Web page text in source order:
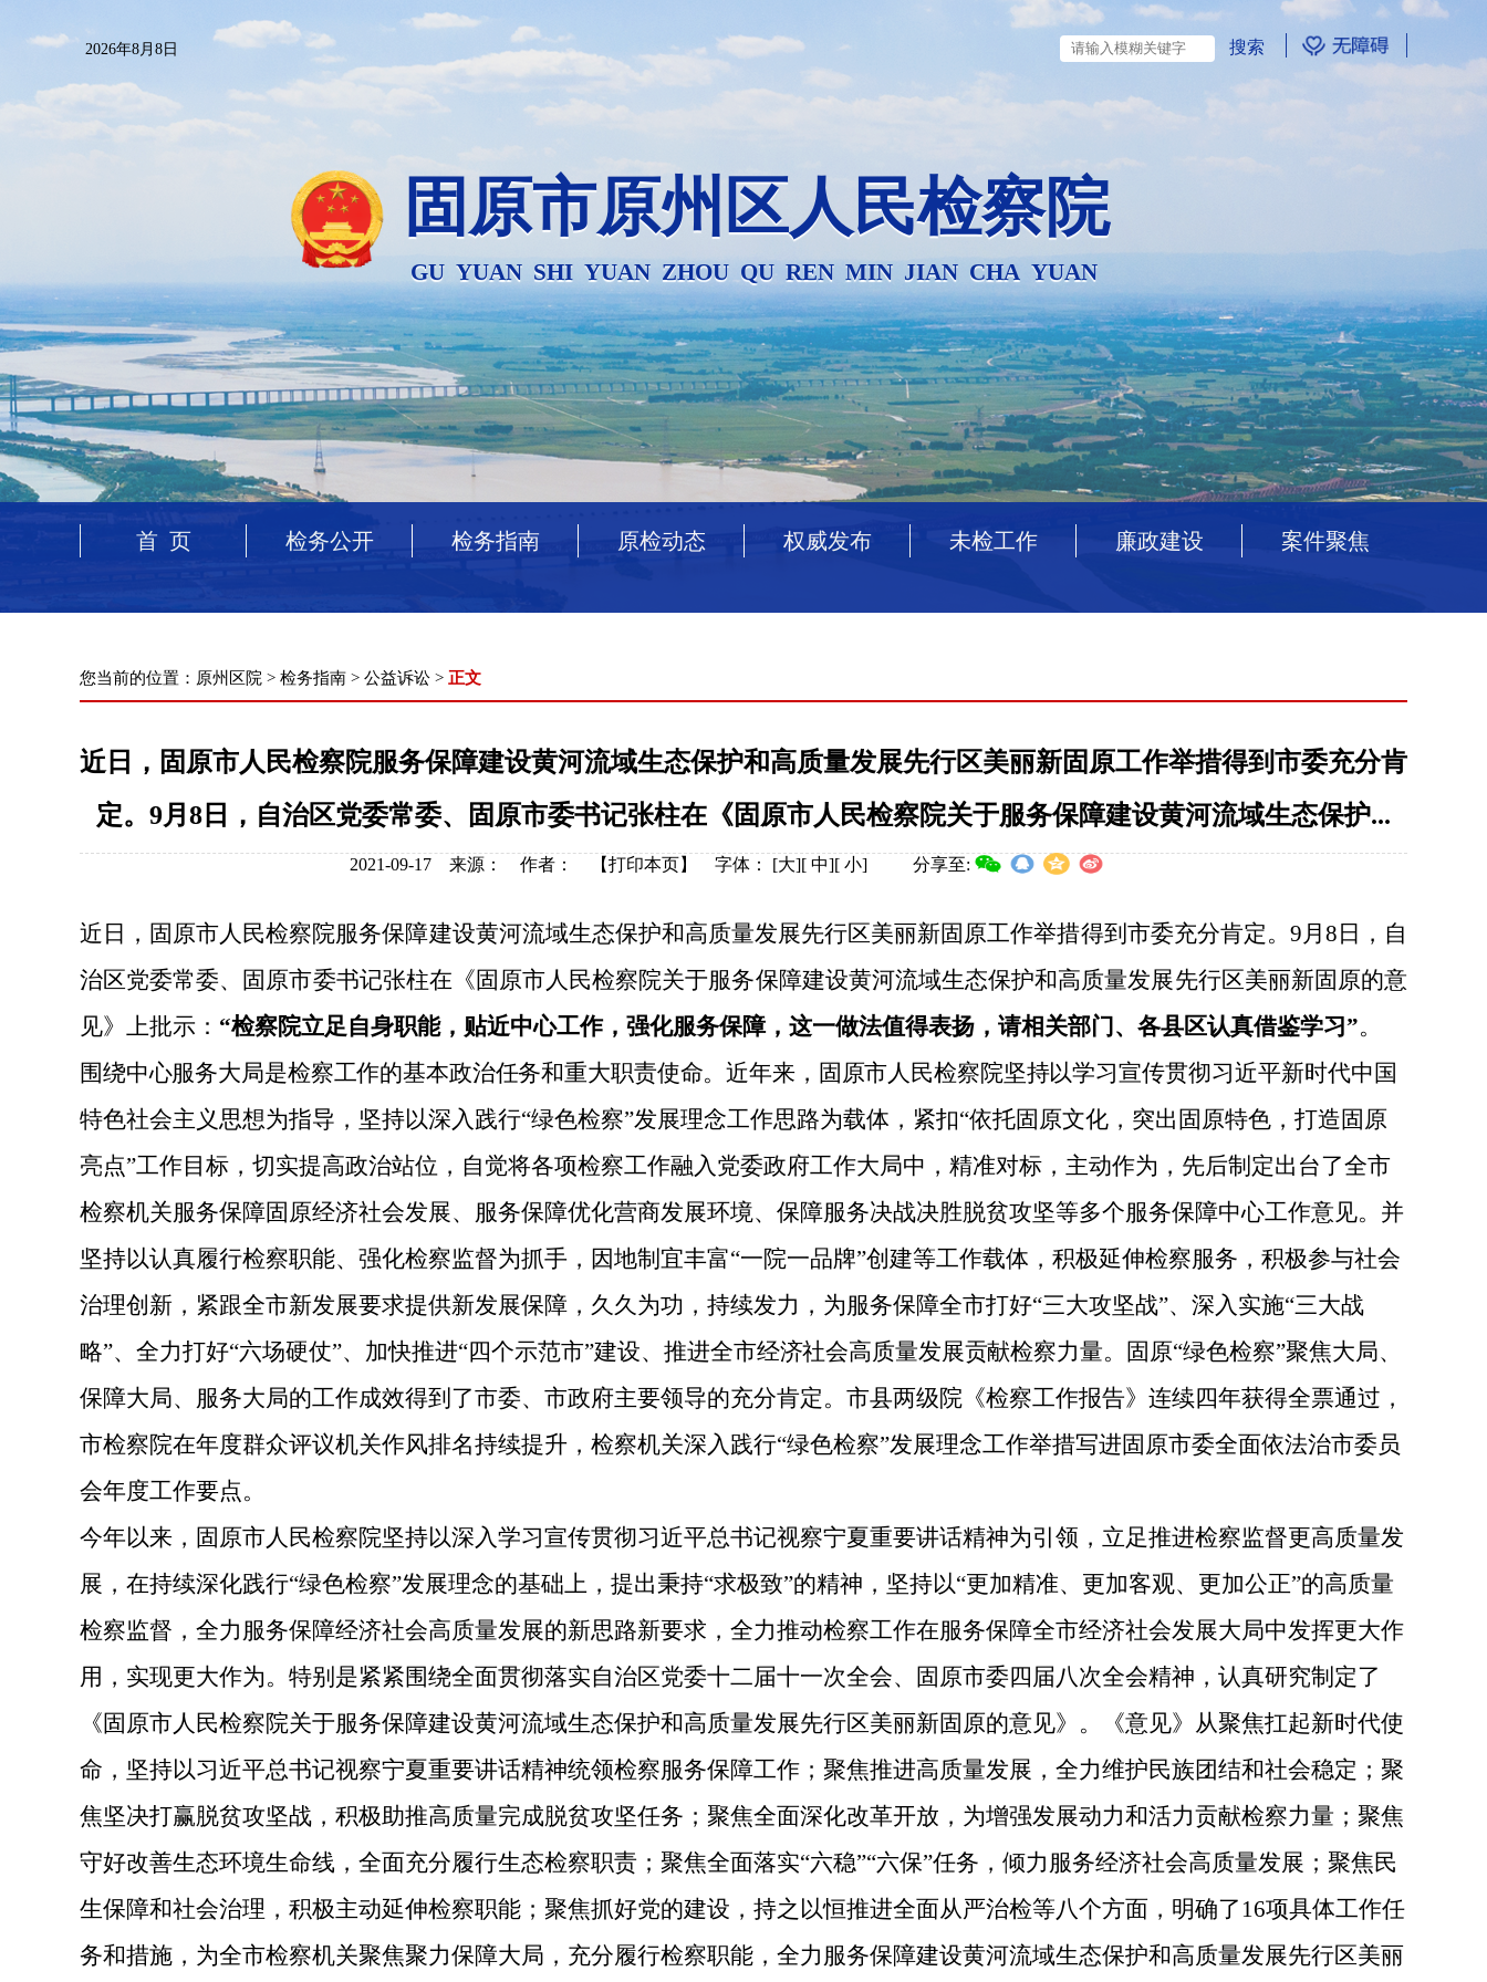
2026年8月8日
固原市原州区人民检察院
GU YUAN SHI YUAN ZHOU QU REN MIN JIAN CHA YUAN
首 页 检务公开 检务指南 原检动态 权威发布 未检工作 廉政建设 案件聚焦
您当前的位置： 原州区院 > 检务指南 > 公益诉讼 > 正文
近日，固原市人民检察院服务保障建设黄河流域生态保护和高质量发展先行区美丽新固原工作举措得到市委充分肯
定。9月8日，自治区党委常委、固原市委书记张柱在《固原市人民检察院关于服务保障建设黄河流域生态保护...
2021-09-17 来源： 作者： 【打印本页】 字体： [大][ 中][ 小] 分享至:
近日，固原市人民检察院服务保障建设黄河流域生态保护和高质量发展先行区美丽新固原工作举措得到市委充分肯定。9月8日，自
治区党委常委、固原市委书记张柱在《固原市人民检察院关于服务保障建设黄河流域生态保护和高质量发展先行区美丽新固原的意
见》上批示： “检察院立足自身职能，贴近中心工作，强化服务保障，这一做法值得表扬，请相关部门、各县区认真借鉴学习”。
围绕中心服务大局是检察工作的基本政治任务和重大职责使命。近年来， 固原市人民检察院坚持以学习宣传贯彻习近平新时代中国
特色社会主义思想为指导， 坚持以深入践行“绿色检察”发展理念工作思路为载体 ，紧扣“依托固原文化，突出固原特色，打造固原
亮点”工作目标， 切实提高政治站位， 自觉将各项检察工作融入党委政府工作大局中，精准对标，主动作为， 先后制定出台了全市
检察机关服务保障固原经济社会发展、服务保障优化营商发展环境、保障服务决战决胜脱贫攻坚等多个服务保障中心工作意见。并
坚持以认真履行检察职能、强化检察监督为抓手，因地制宜丰富“一院一品牌”创建等工作载体， 积极延伸检察服务，积极参与社会
治理创新 ， 紧跟全市新发展要求提供新发展保障， 久久为功，持续发力，为服务保障全市打好“三大攻坚战”、 深入实施“三大战
略”、 全力打好“六场硬仗”、 加快推进“四个示范市”建设、推进全市经济社会高质量发展贡献检察力量。固原“绿色检察”聚焦大局、
保障大局、服务大局的工作成效得到了市委、市政府主要领导的充分肯定。 市县两级院《检察工作报告》连续四年获得全票通过，
市检察院在年度群众评议机关作风排名持续提升， 检察机关深入践行“绿色检察”发展理念工作举措写进固原市委全面依法治市委员
会年度工作要点。
今年以来，固原市人民检察院坚持以深入学习宣传贯彻习近平总书记视察宁夏重要讲话精神为引领， 立足推进检察监督更高质量发
展， 在持续深化践行“绿色检察”发展理念的基础上，提出秉持“求极致”的精神，坚持以“更加精准、更加客观、更加公正”的高质量
检察监督，全力 服务保障经济社会高质量发展的新思路新要求，全力推动检察工作在服务保障全市经济社会发展大局中发挥更大作
用，实现更大作为。特别是紧紧围绕全面贯彻落实自治区党委十二届十一次全会、固原市委四届八次全会精神，认真研究制定了
《固原市人民检察院关于服务保障建设黄河流域生态保护和高质量发展先行区美丽新固原的意见》。
《意见》从聚焦扛起新时代使
命，坚持以习近平总书记视察宁夏重要讲话精神统领检察服务保障工作；聚焦推进高质量发展，全力维护民族团结和社会稳定；聚
焦坚决打赢脱贫攻坚战，积极助推高质量完成脱贫攻坚任务；聚焦全面深化改革开放，为增强发展动力和活力贡献检察力量；聚焦
守好改善生态环境生命线，全面充分履行生态检察职责；聚焦全面落实“六稳”“六保”任务，倾力服务经济社会高质量发展；聚焦民
生保障和社会治理，积极主动延伸检察职能；聚焦抓好党的建设，持之以恒推进全面从严治检等八个方面，明确了16项具体工作任
务和措施，为全市检察机关聚焦聚力保障大局，充分履行检察职能，全力服务保障建设黄河流域生态保护和高质量发展先行区美丽